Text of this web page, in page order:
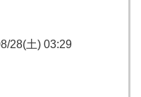
28(土) 03:29